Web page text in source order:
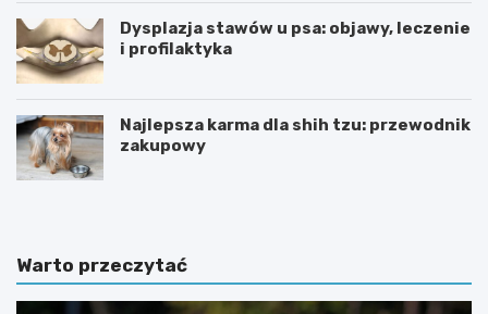
Dysplazja stawów u psa: objawy, leczenie
i profilaktyka
Najlepsza karma dla shih tzu: przewodnik
zakupowy
Warto przeczytać